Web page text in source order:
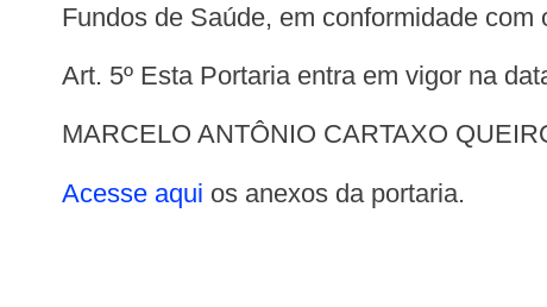
Fundos de Saúde, em conformidade
Art. 5º Esta Portaria entra em vigor na
MARCELO ANTÔNIO CARTAXO
Acesse aqui os anexos da portaria.